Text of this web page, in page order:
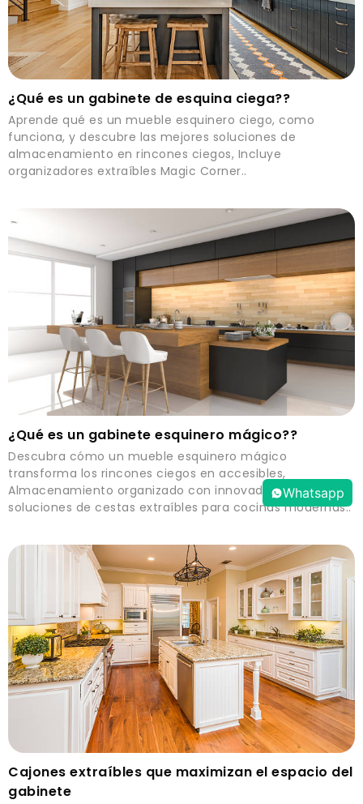
¿Qué es un gabinete de esquina ciega??
Aprende qué es un mueble esquinero ciego, como
funciona, y descubre las mejores soluciones de
almacenamiento en rincones ciegos, Incluye
organizadores extraíbles Magic Corner..
¿Qué es un gabinete esquinero mágico??
Descubra cómo un mueble esquinero mágico
transforma los rincones ciegos en accesibles,
Almacenamiento organizado con innovadoras
soluciones de cestas extraíbles para cocinas modernas..
Cajones extraíbles que maximizan el espacio del
gabinete
Whatsapp